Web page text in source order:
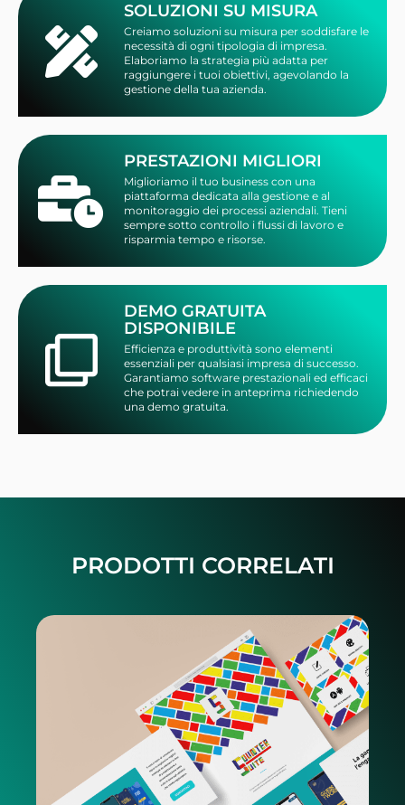
SOLUZIONI SU MISURA
Creiamo soluzioni su misura per soddisfare le
necessità di ogni tipologia di impresa.
Elaboriamo la strategia più adatta per
raggiungere i tuoi obiettivi, agevolando la
gestione della tua azienda.
PRESTAZIONI MIGLIORI
Miglioriamo il tuo business con una
piattaforma dedicata alla gestione e al
monitoraggio dei processi aziendali. Tieni
sempre sotto controllo i flussi di lavoro e
risparmia tempo e risorse.
DEMO GRATUITA
DISPONIBILE
Efficienza e produttività sono elementi
essenziali per qualsiasi impresa di successo.
Garantiamo software prestazionali ed efficaci
che potrai vedere in anteprima richiedendo
una demo gratuita.
PRODOTTI CORRELATI